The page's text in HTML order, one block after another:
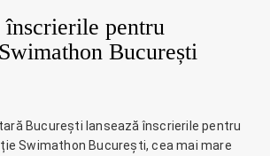
înscrierile pentru
București
București lansează înscrierile pentru
Swimathon București, cea mai mare